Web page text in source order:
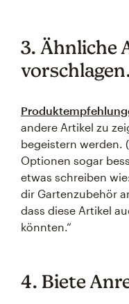
3. Ähnliche
andere Artikel zu
begeistern werden.
Optionen sogar
etwas schreiben
dir Gartenzubehör
dass diese Artikel
könnten.“
4. Biete